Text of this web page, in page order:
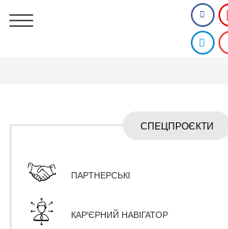
СПЕЦПРОЄКТИ
ПАРТНЕРСЬКІ
КАР'ЄРНИЙ НАВІГАТОР